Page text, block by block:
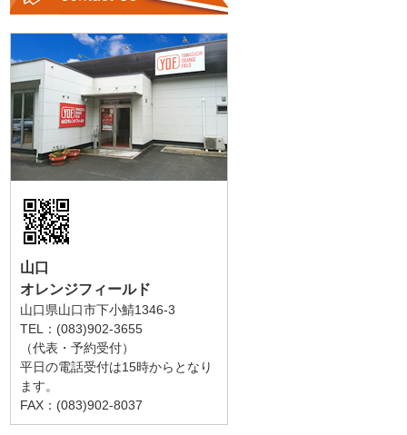
山口
オレンジフィールド
山口県山口市下小鯖1346-3
TEL：(083)902-3655
（代表・予約受付）
平日の電話受付は15時からとなり
ます。
FAX：(083)902-8037